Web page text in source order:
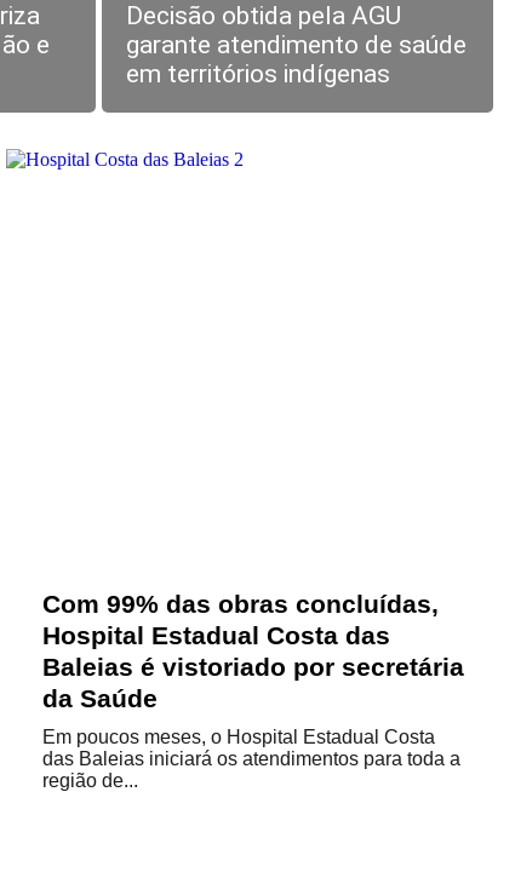
e
Decisão obtida pela AGU
garante atendimento de saúde
em territórios indígenas
Com 99% das obras concluídas,
Hospital Estadual Costa das
Baleias é vistoriado por secretária
da Saúde
Em poucos meses, o Hospital Estadual Costa
das Baleias iniciará os atendimentos para toda a
região de...